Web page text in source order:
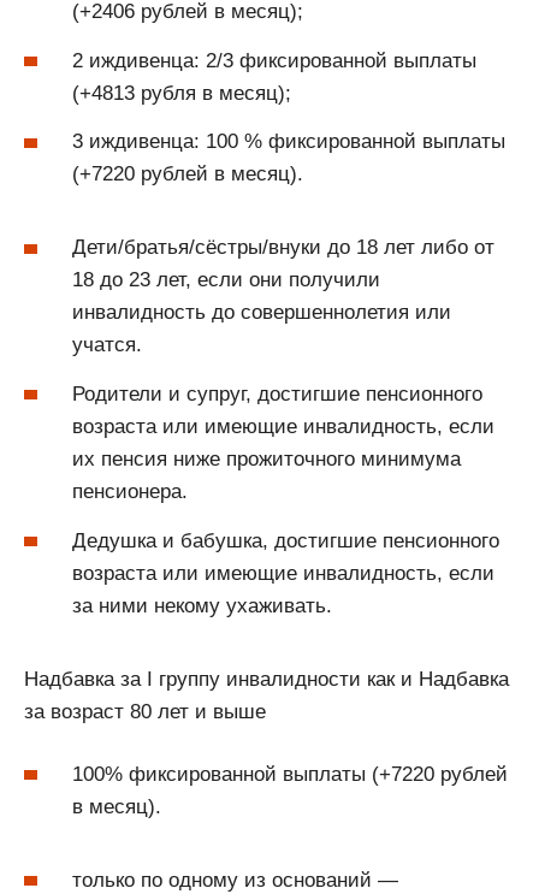
(+2406 рублей в месяц);
2 иждивенца: 2/3 фиксированной выплаты
(+4813 рубля в месяц);
3 иждивенца: 100 % фиксированной выплаты
(+7220 рублей в месяц).
Дети/братья/сёстры/внуки до 18 лет либо от
18 до 23 лет, если они получили
инвалидность до совершеннолетия или
учатся.
Родители и супруг, достигшие пенсионного
возраста или имеющие инвалидность, если
их пенсия ниже прожиточного минимума
пенсионера.
Дедушка и бабушка, достигшие пенсионного
возраста или имеющие инвалидность, если
за ними некому ухаживать.
Надбавка за I группу инвалидности как и Надбавка
за возраст 80 лет и выше
100% фиксированной выплаты (+7220 рублей
в месяц).
только по одному из оснований —